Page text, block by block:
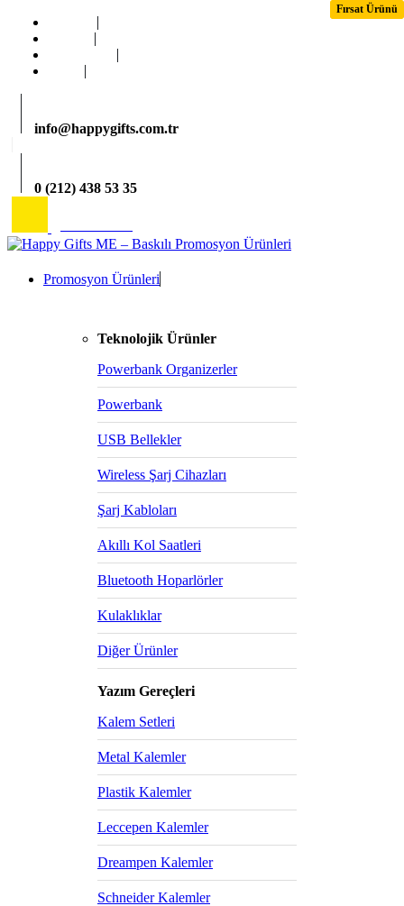
info@happygifts.com.tr
0 (212) 438 53 35
Promosyon Ürünleri
Teknolojik Ürünler
Powerbank Organizerler
Powerbank
USB Bellekler
Wireless Şarj Cihazları
Şarj Kabloları
Akıllı Kol Saatleri
Bluetooth Hoparlörler
Kulaklıklar
Diğer Ürünler
Yazım Gereçleri
Kalem Setleri
Metal Kalemler
Plastik Kalemler
Leccepen Kalemler
Dreampen Kalemler
Schneider Kalemler
Fırsat Ürünü
Fırsat Ürünü
Fırsat Ürünü